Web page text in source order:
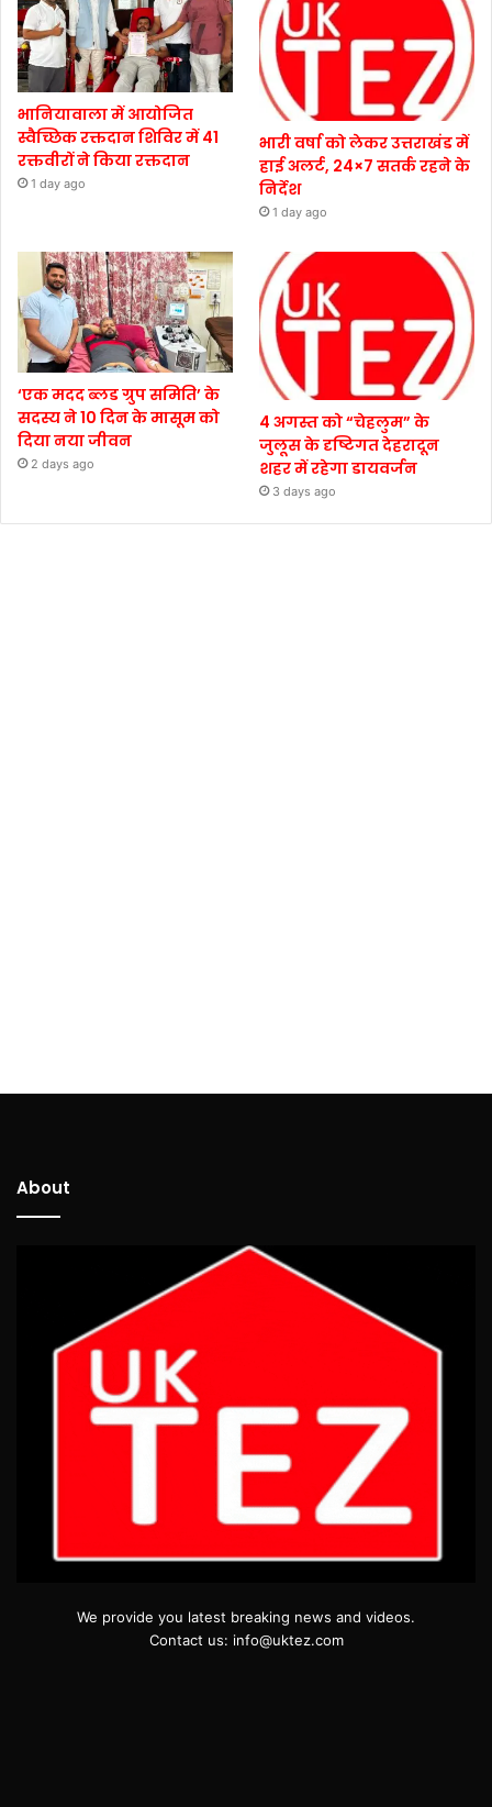
भानियावाला में आयोजित
स्वैच्छिक रक्तदान शिविर में 41
रक्तवीरों ने किया रक्तदान
1 day ago
भारी वर्षा को लेकर उत्तराखंड में
हाई अलर्ट, 24×7 सतर्क रहने के
निर्देश
1 day ago
‘एक मदद ब्लड ग्रुप समिति’ के
सदस्य ने 10 दिन के मासूम को
दिया नया जीवन
2 days ago
4 अगस्त को “चेहलुम” के
जुलूस के दृष्टिगत देहरादून
शहर में रहेगा डायवर्जन
3 days ago
About
We provide you latest breaking news and videos.
Contact us: info@uktez.com